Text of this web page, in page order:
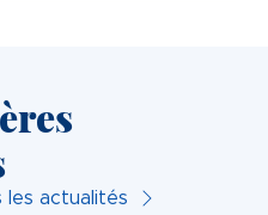
les actualités